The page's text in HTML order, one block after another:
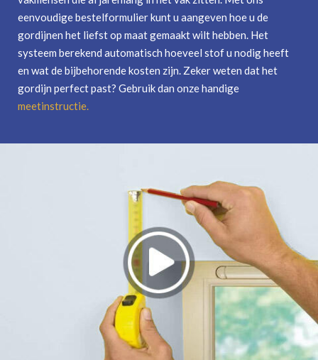
eenvoudige bestelformulier kunt u aangeven hoe u de
gordijnen het liefst op maat gemaakt wilt hebben. Het
systeem berekend automatisch hoeveel stof u nodig heeft
en wat de bijbehorende kosten zijn. Zeker weten dat het
gordijn perfect past? Gebruik dan onze handige
meetinstructie.